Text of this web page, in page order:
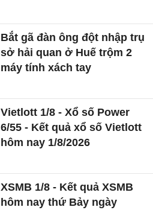
Bắt gã đàn ông đột nhập trụ
sở hải quan ở Huế trộm 2
máy tính xách tay
Vietlott 1/8 - Xổ số Power
6/55 - Kết quả xổ số Vietlott
hôm nay 1/8/2026
XSMB 1/8 - Kết quả XSMB
hôm nay thứ Bảy ngày